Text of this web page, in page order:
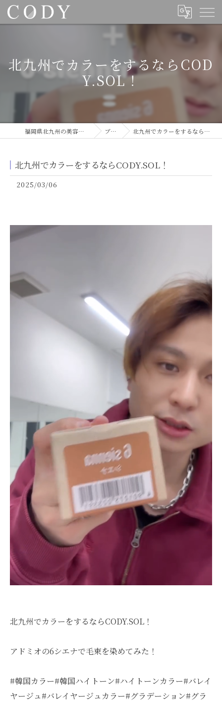
北九州でカラーをするならCOD
Y.SOL！
福岡県北九州の美容室ならCODY ブログ 北九州でカラーをするならCODY.SOL！
北九州でカラーをするならCODY.SOL！
2025/03/06
北九州でカラーをするならCODY.SOL！
アドミオの6シエナで毛束を染めてみた！
#韓国カラー#韓国ハイトーン#ハイトーンカラー#バレイ
ヤージュ#バレイヤージュカラー#グラデーション#グラ